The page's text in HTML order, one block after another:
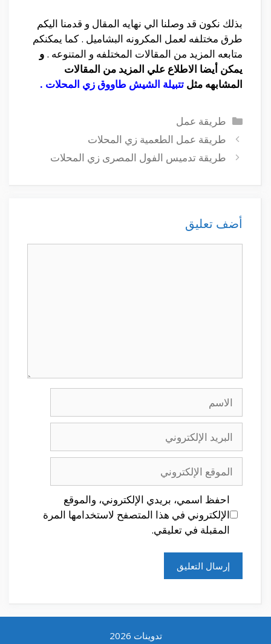
بذلك نكون قد وصلنا الي نهايه المقال و قدمنا اليكم
طرق مختلفه لعمل المكرونه البشاميل . كما يمكنكم
متابعه المزيد من المقالات المختلفه و المتنوعه . و
يمكن أيضا الاطلاع علي المزيد من المقالات
المشابهه مثل تتبيلة الشيش طاووق زي المحلات .
التصنيفات
طريقة عمل
طريقة عمل الطعمية زي المحلات
طريقة تدميس الفول المصرى زي المحلات
أضف تعليق
الإلكتروني
الإلكتروني
احفظ اسمي، بريدي الإلكتروني، والموقع
الإلكتروني في هذا المتصفح لاستخدامها المرة
المقبلة في تعليقي.
تدوينات 2026